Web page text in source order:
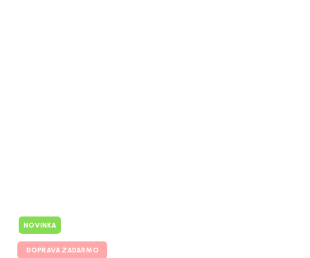
NOVINKA
DOPRAVA ZADARMO